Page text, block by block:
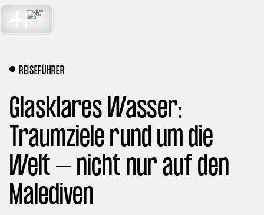
TRAVEL
NEXT LEVEL
REISEFÜHRER
Glasklares Wasser:
Traumziele rund um die
Welt – nicht nur auf den
Malediven